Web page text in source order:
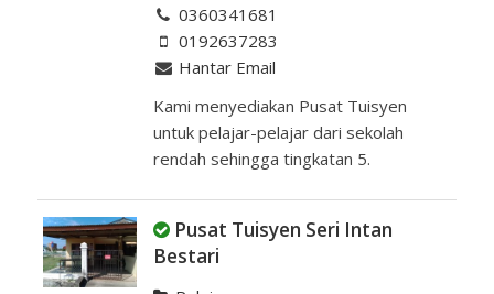
0360341681
0192637283
Hantar Email
Kami menyediakan Pusat Tuisyen
untuk pelajar-pelajar dari sekolah
rendah sehingga tingkatan 5.
Pusat Tuisyen Seri Intan
Bestari